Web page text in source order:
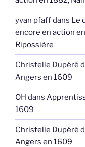
yvan pfaffdans Le
encore en action
Ripossière
Christelle Dupéré
Angers en 1609
OH dans
1609
Christelle Dupéré
Angers en 1609